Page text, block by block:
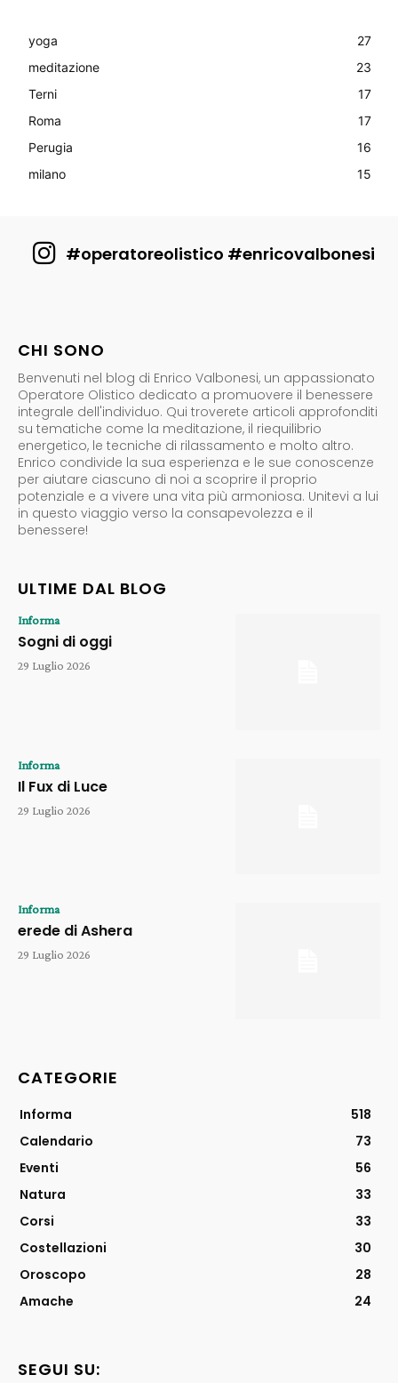
yoga
27
meditazione
23
Terni
17
Roma
17
Perugia
16
milano
15
#operatoreolistico #enricovalbonesi
CHI SONO
Benvenuti nel blog di Enrico Valbonesi, un appassionato
Operatore Olistico dedicato a promuovere il benessere
integrale dell'individuo. Qui troverete articoli approfonditi
su tematiche come la meditazione, il riequilibrio
energetico, le tecniche di rilassamento e molto altro.
Enrico condivide la sua esperienza e le sue conoscenze
per aiutare ciascuno di noi a scoprire il proprio
potenziale e a vivere una vita più armoniosa. Unitevi a lui
in questo viaggio verso la consapevolezza e il
benessere!
ULTIME DAL BLOG
Informa
Sogni di oggi
29 Luglio 2026
Informa
Il Fux di Luce
29 Luglio 2026
Informa
erede di Ashera
29 Luglio 2026
CATEGORIE
Informa
518
Calendario
73
Eventi
56
Natura
33
Corsi
33
Costellazioni
30
Oroscopo
28
Amache
24
SEGUI SU: